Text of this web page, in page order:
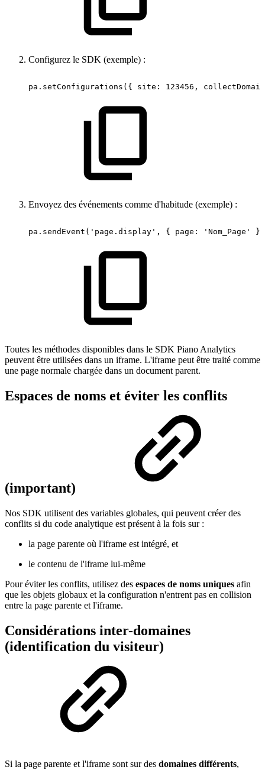
Configurez le SDK (exemple) :
pa.setConfigurations({ site: 123456,
Envoyez des événements comme d'habitude (exemple) :
pa.sendEvent('page.display', { page: 'Nom_Page'
Toutes les méthodes disponibles dans le SDK Piano Analytics
peuvent être utilisées dans un iframe. L'iframe peut être traité comme
une page normale chargée dans un document parent.
Espaces de noms et éviter les conflits
(important)
Nos SDK utilisent des variables globales, qui peuvent créer des
conflits si du code analytique est présent à la fois sur :
la page parente où l'iframe est intégré, et
le contenu de l'iframe lui-même
Pour éviter les conflits, utilisez des espaces de noms uniques afin
que les objets globaux et la configuration n'entrent pas en collision
entre la page parente et l'iframe.
Considérations inter-domaines
(identification du visiteur)
Si la page parente et l'iframe sont sur des domaines différents,